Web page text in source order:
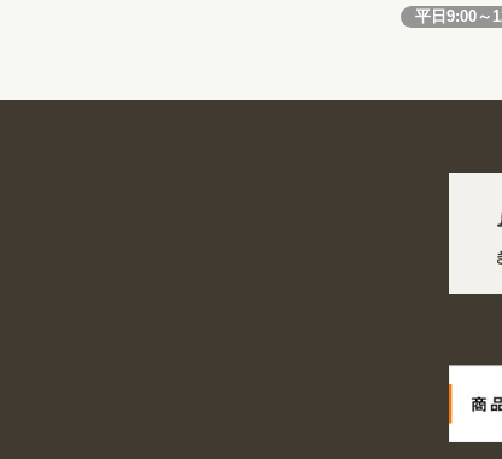
平日9:00～
2026年08月08日 商品は一部(ポール・注水台など)を除き受